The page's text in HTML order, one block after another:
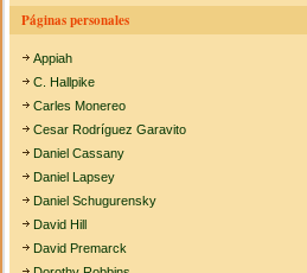
Páginas personales
Appiah
C. Hallpike
Carles Monereo
Cesar Rodríguez Garavito
Daniel Cassany
Daniel Lapsey
Daniel Schugurensky
David Hill
David Premarck